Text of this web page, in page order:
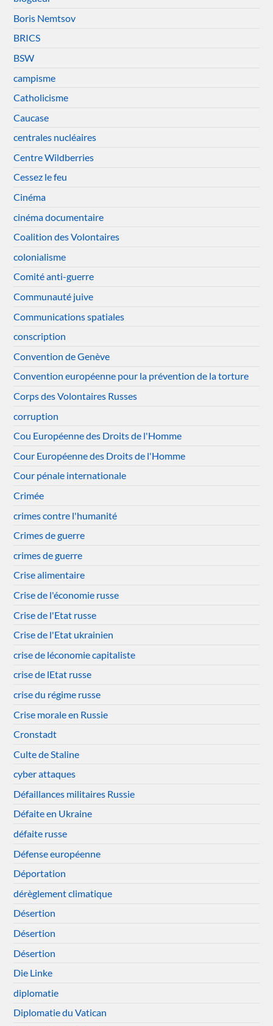
Boris Nemtsov
BRICS
BSW
campisme
Catholicisme
Caucase
centrales nucléaires
Centre Wildberries
Cessez le feu
Cinéma
cinéma documentaire
Coalition des Volontaires
colonialisme
Comité anti-guerre
Communauté juive
Communications spatiales
conscription
Convention de Genève
Convention européenne pour la prévention de la torture
Corps des Volontaires Russes
corruption
Cou Européenne des Droits de l'Homme
Cour Européenne des Droits de l'Homme
Cour pénale internationale
Crimée
crimes contre l'humanité
Crimes de guerre
crimes de guerre
Crise alimentaire
Crise de l'économie russe
Crise de l'Etat russe
Crise de l'Etat ukrainien
crise de léconomie capitaliste
crise de lEtat russe
crise du régime russe
Crise morale en Russie
Cronstadt
Culte de Staline
cyber attaques
Défaillances militaires Russie
Défaite en Ukraine
défaite russe
Défense européenne
Déportation
dérèglement climatique
Désertion
Désertion
Désertion
Die Linke
diplomatie
Diplomatie du Vatican